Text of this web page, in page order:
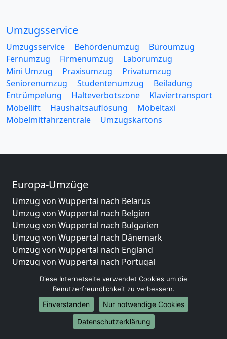
Umzugsservice
Umzugsservice Behördenumzug
Büroumzug
Fernumzug
Firmenumzug
Laborumzug
Mini Umzug
Praxisumzug
Privatumzug
Seniorenumzug
Studentenumzug
Beiladung
Entrümpelung
Halteverbotszone
Klaviertransport
Möbellift
Haushaltsauflösung
Möbeltaxi
Möbelmitfahrzentrale
Umzugskartons
Europa-Umzüge
Umzug von Wuppertal nach Belarus
Umzug von Wuppertal nach Belgien
Umzug von Wuppertal nach Bulgarien
Umzug von Wuppertal nach Dänemark
Umzug von Wuppertal nach England
Umzug von Wuppertal nach Portugal
Umzug von Wuppertal nach Bosnien
und Herzegowina
Umzug von Wuppertal nach Irland
Umzug von Wuppertal nach Lettland
Umzug von Wuppertal nach Zypern
Diese Internetseite verwendet Cookies um die
Benutzerfreundlichkeit zu verbessern.
Einverstanden
Nur notwendige Cookies
Datenschutzerklärung